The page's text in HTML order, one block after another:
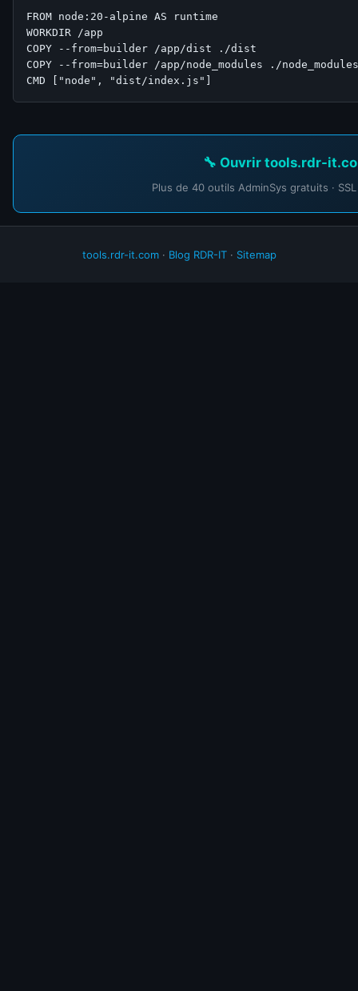
FROM node:20-alpine AS runtime
WORKDIR /app
COPY --from=builder /app/dist ./dist
COPY --from=builder /app/node_modules ./node_modules
🔧 Ouvrir tools.rdr-
Plus de 40 outils AdminSys gratuits · SSL
tools.rdr-it.com· Blog RDR-IT· Sitemap